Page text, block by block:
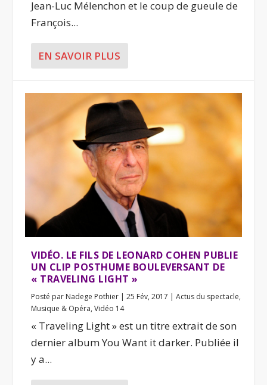
Jean-Luc Mélenchon et le coup de gueule de
François...
EN SAVOIR PLUS
VIDÉO. LE FILS DE LEONARD COHEN PUBLIE
UN CLIP POSTHUME BOULEVERSANT DE
« TRAVELING LIGHT »
Posté par Nadege Pothier |25 Fév, 2017 |Actus du spectacle,
Musique & Opéra,Vidéo 14
« Traveling Light » est un titre extrait de son
dernier album You Want it darker. Publiée il
y a...